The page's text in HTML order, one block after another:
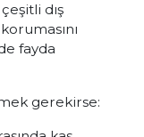
dış
fayda
gerekirse: